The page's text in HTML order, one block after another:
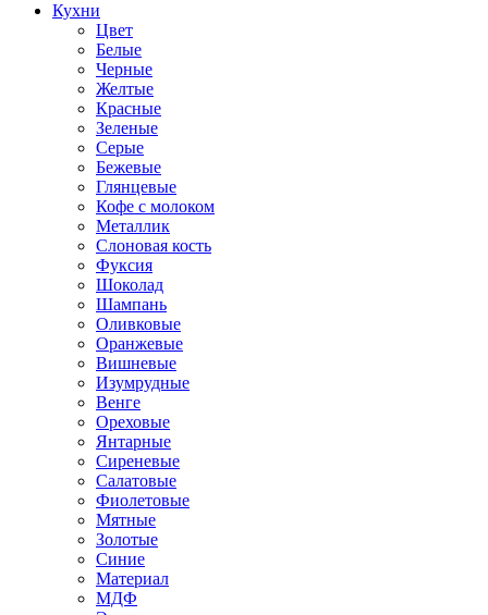
Кухни
Цвет
Белые
Черные
Желтые
Красные
Зеленые
Серые
Бежевые
Глянцевые
Кофе с молоком
Металлик
Слоновая кость
Фуксия
Шоколад
Шампань
Оливковые
Оранжевые
Вишневые
Изумрудные
Венге
Ореховые
Янтарные
Сиреневые
Салатовые
Фиолетовые
Мятные
Золотые
Синие
Материал
МДФ